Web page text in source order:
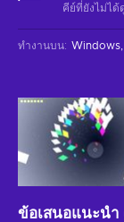
คีย์ที่ยังไม่ได้
ทำงานบน: Windows
ข้อเสนอแนะนำ